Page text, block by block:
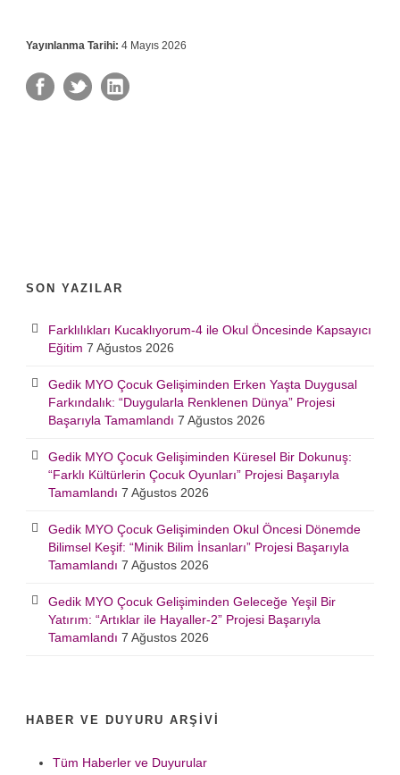
Yayınlanma Tarihi: 4 Mayıs 2026
SON YAZILAR
Farklılıkları Kucaklıyorum-4 ile Okul Öncesinde Kapsayıcı
Eğitim 7 Ağustos 2026
Gedik MYO Çocuk Gelişiminden Erken Yaşta Duygusal
Farkındalık: “Duygularla Renklenen Dünya” Projesi
Başarıyla Tamamlandı 7 Ağustos 2026
Gedik MYO Çocuk Gelişiminden Küresel Bir Dokunuş:
“Farklı Kültürlerin Çocuk Oyunları” Projesi Başarıyla
Tamamlandı 7 Ağustos 2026
Gedik MYO Çocuk Gelişiminden Okul Öncesi Dönemde
Bilimsel Keşif: “Minik Bilim İnsanları” Projesi Başarıyla
Tamamlandı 7 Ağustos 2026
Gedik MYO Çocuk Gelişiminden Geleceğe Yeşil Bir
Yatırım: “Artıklar ile Hayaller-2” Projesi Başarıyla
Tamamlandı 7 Ağustos 2026
HABER VE DUYURU ARŞIVI
Tüm Haberler ve Duyurular